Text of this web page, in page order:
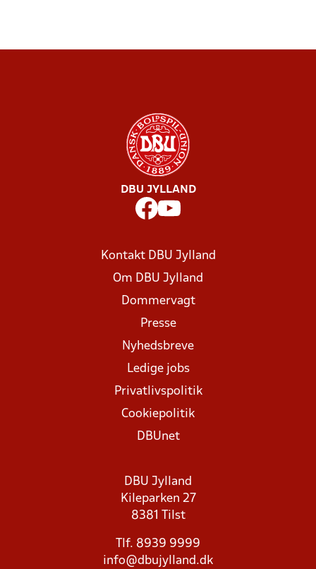
DBU JYLLAND
Kontakt DBU Jylland
Om DBU Jylland
Dommervagt
Presse
Nyhedsbreve
Ledige jobs
Privatlivspolitik
Cookiepolitik
DBUnet
DBU Jylland
Kileparken 27
8381 Tilst
Tlf. 8939 9999
info@dbujylland.dk